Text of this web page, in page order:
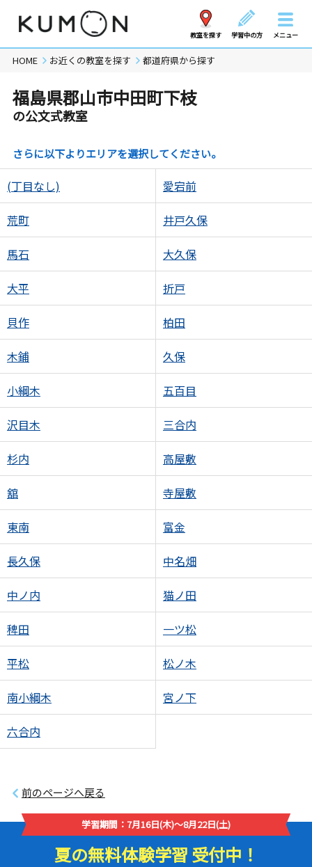
教室を探す 学習中の方 メニュー
HOME お近くの教室を探す 都道府県から探す
福島県郡山市中田町下枝
の公文式教室
さらに以下よりエリアを選択してください。
(丁目なし) 愛宕前
荒町 井戸久保
馬石 大久保
大平 折戸
貝作 柏田
木鋪 久保
小綱木 五百目
沢目木 三合内
杉内 高屋敷
舘 寺屋敷
東南 富金
長久保 中名畑
中ノ内 猫ノ田
稗田 一ツ松
平松 松ノ木
南小綱木 宮ノ下
六合内
前のページへ戻る
学習期間：7月16日(木)～8月22日(土)
夏の無料体験学習 受付中！